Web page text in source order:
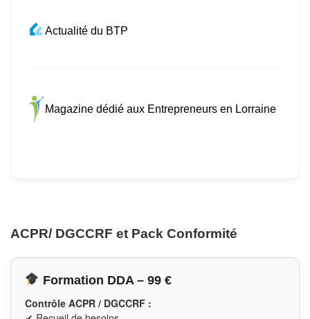
Actualité du BTP
Magazine dédié aux Entrepreneurs en Lorraine
ACPR/ DGCCRF et Pack Conformité
Formation DDA – 99 €
Contrôle ACPR / DGCCRF :